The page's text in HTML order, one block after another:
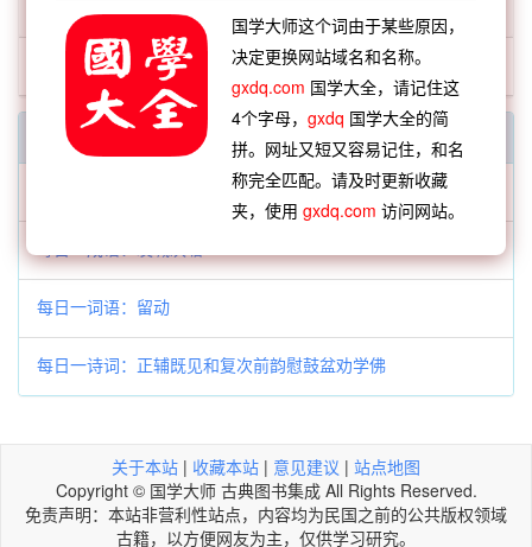
「缊绪」开头的词语:
每日一字一词
每日一词语：留动
每日一诗词：正辅既见和复次前韵慰鼓盆劝学佛
关于本站 | 收藏本站 | 意见建议 | 站点地图
Copyright © 国学大师 古典图书集成 All Rights Reserved.
免责声明：本站非营利性站点，内容均为民国之前的公共版权领域
古籍，以方便网友为主，仅供学习研究。
国学大师这个词由于某些原因，
决定更换网站域名和名称。
gxdq.com 国学大全，请记住这
4个字母，gxdq 国学大全的简
拼。网址又短又容易记住，和名
称完全匹配。请及时更新收藏
夹，使用gxdq.com 访问网站。